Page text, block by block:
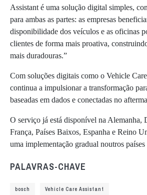
Assistant é uma solução digital simples,
para ambas as partes: as empresas
disponibilidade dos veículos e as oficinas
clientes de forma mais proativa,
mais duradouras.”
Com soluções digitais como o Vehicle
continua a impulsionar a transformação
baseadas em dados e conectadas no
O serviço já está disponível na Alemanha,
França, Países Baixos, Espanha e Reino
uma implementação gradual noutros países
PALAVRAS-CHAVE
bosch Vehicle Care Assistant